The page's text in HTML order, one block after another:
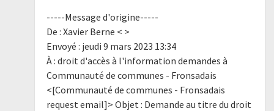
-----Message d'origine-----
De : Xavier Berne < >
Envoyé : jeudi 9 mars 2023 13:34
À : droit d'accès à l'information demandes à
Communauté de communes - Fronsadais
<[Communauté de communes - Fronsadais
request email]> Objet : Demande au titre du droit